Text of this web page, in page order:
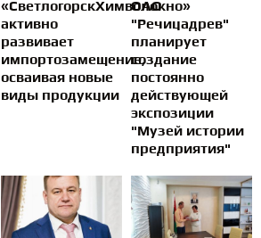
«СветлогорскХимволокно»
активно
развивает
импортозамещение,
осваивая новые
виды продукции
ОАО
"Речицадрев"
планирует
создание
постоянно
действующей
экспозиции
"Музей истории
предприятия"